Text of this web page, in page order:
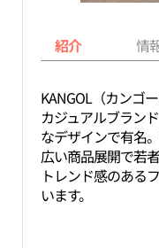
紹介 情
KANGOL（カンゴ
カジュアルブラン
なデザインで有名
広い商品展開で若
トレンド感のある
います。